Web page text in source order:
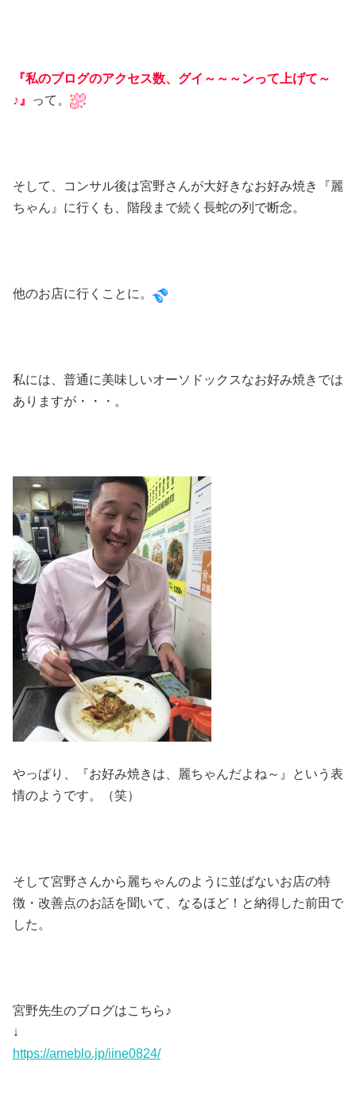
『私のブログのアクセス数、グイ～～～ンって上げて～
♪』
って。
そして、コンサル後は宮野さんが大好きなお好み焼き『麗
ちゃん』に行くも、階段まで続く長蛇の列で断念。
他のお店に行くことに。
私には、普通に美味しいオーソドックスなお好み焼きでは
ありますが・・・。
やっぱり、『お好み焼きは、麗ちゃんだよね～』という表
情のようです。（笑）
そして宮野さんから麗ちゃんのように並ばないお店の特
徴・改善点のお話を聞いて、なるほど！と納得した前田で
した。
宮野先生のブログはこちら♪
↓
https://ameblo.jp/iine0824/